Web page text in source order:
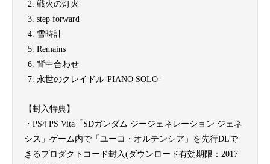
戦火の灯火
step forward
雪時計
Remains
背中合わせ
永世のクレイドル-PIANO SOLO-
【封入特典】
・PS4 PS Vita「SDガンダム ジージェネレーション ジェネ
シス」ゲーム内で「ユーコ・オルテンシア」を先行DLで
きるプロダクトコード封入(ダウンロード有効期限：2017